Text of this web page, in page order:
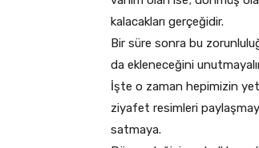
kalacakları gerçeğidir.
Bir süre sonra bu
da ekleneceğini
İşte o zaman hepimizin
ziyafet resimleri
satmaya.